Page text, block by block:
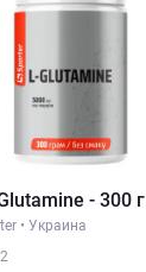
- 300 г
• Украина